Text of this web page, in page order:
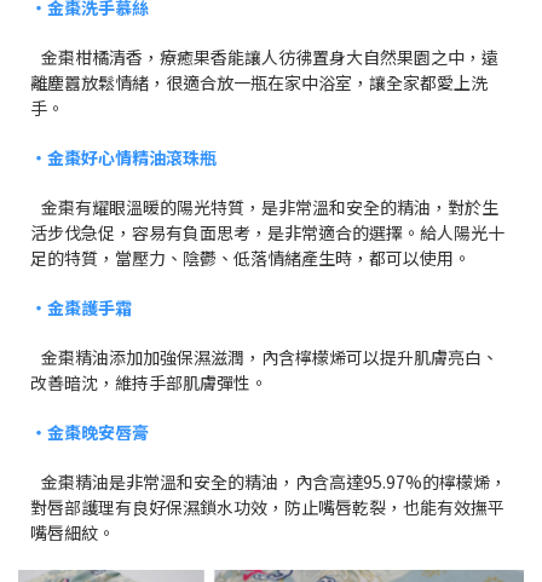
・金棗洗手慕絲
金棗柑橘清香，療癒果香能讓人彷彿置身大自然果園之中，遠
離塵囂放鬆情緒，很適合放一瓶在家中浴室，讓全家都愛上洗
手。
・金棗好心情精油滾珠瓶
金棗有耀眼溫暖的陽光特質，是非常溫和安全的精油，對於生
活步伐急促，容易有負面思考，是非常適合的選擇。給人陽光十
足的特質，當壓力、陰鬱、低落情緒產生時，都可以使用。
・金棗護手霜
金棗精油添加加強保濕滋潤，內含檸檬烯可以提升肌膚亮白、
改善暗沈，維持手部肌膚彈性。
・金棗晚安唇膏
金棗精油是非常溫和安全的精油，內含高達95.97%的檸檬烯，
對唇部護理有良好保濕鎖水功效，防止嘴唇乾裂，也能有效撫平
嘴唇細紋。